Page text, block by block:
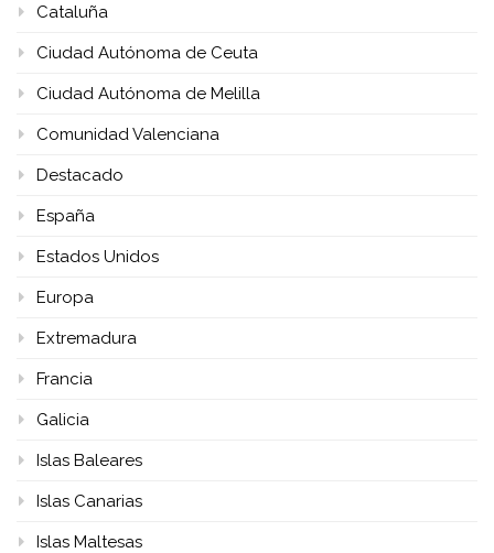
Cataluña
Ciudad Autónoma de Ceuta
Ciudad Autónoma de Melilla
Comunidad Valenciana
Destacado
España
Estados Unidos
Europa
Extremadura
Francia
Galicia
Islas Baleares
Islas Canarias
Islas Maltesas